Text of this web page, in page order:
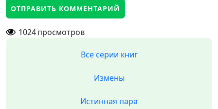
1024просмотров
Все серии книг
Измены
Истинная пара